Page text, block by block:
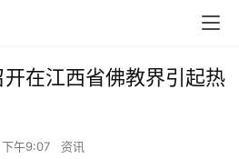
在江西省佛教界引起热
午9:07 资讯